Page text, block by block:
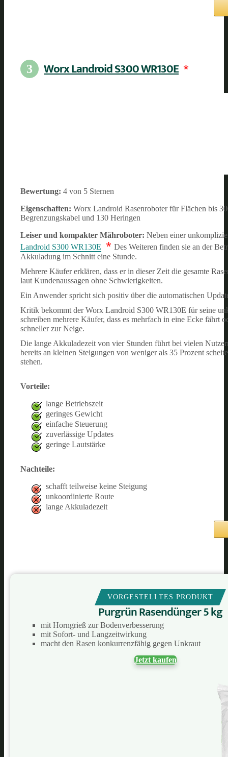
3 Worx Landroid S300 WR130E *
Bewertung: 4 von 5 Sternen
Eigenschaften: Worx Landroid Rasenroboter für Flächen bis
Begrenzungskabel und 130 Heringen
Leiser und kompakter Mähroboter: Neben einer
Landroid S300 WR130E
* Des Weiteren finden sie an der
Akkuladung im Schnitt eine Stunde.
Mehrere Käufer erklären, dass er in dieser Zeit die gesamte
laut Kundenaussagen ohne Schwierigkeiten.
Ein Anwender spricht sich positiv über die automatischen
Kritik bekommt der Worx Landroid S300 WR130E für seine
schreiben mehrere Käufer, dass es mehrfach in eine Ecke
schneller zur Neige.
Die lange Akkuladezeit von vier Stunden führt bei vielen
bereits an kleinen Steigungen von weniger als 35 Prozent
stehen.
Vorteile:
lange Betriebszeit
geringes Gewicht
einfache Steuerung
zuverlässige Updates
geringe Lautstärke
Nachteile:
schafft teilweise keine Steigung
unkoordinierte Route
lange Akkuladezeit
VORGESTELLTES PRODUKT
Purgrün Rasendünger 5 kg
mit Horngrieß zur Bodenverbesserung
mit Sofort- und Langzeitwirkung
macht den Rasen konkurrenzfähig gegen Unkraut
Jetzt kaufen